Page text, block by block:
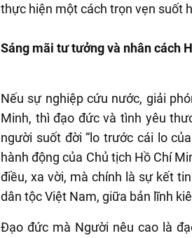
thực hiện một cách trọn vẹn suốt
Sáng mãi tư tưởng và nhân cách
Nếu sự nghiệp cứu nước, giải
Minh, thì đạo đức và tình yêu
người suốt đời “lo trước cái lo
hành động của Chủ tịch Hồ Chí
điều, xa vời, mà chính là sự kết
dân tộc Việt Nam, giữa bản lĩnh
Đạo đức mà Người nêu cao là